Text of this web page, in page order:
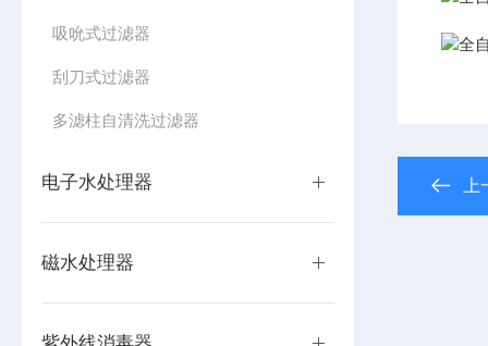
吸吮式过滤器
刮刀式过滤器
多滤柱自清洗过滤器
电子水处理器
磁水处理器